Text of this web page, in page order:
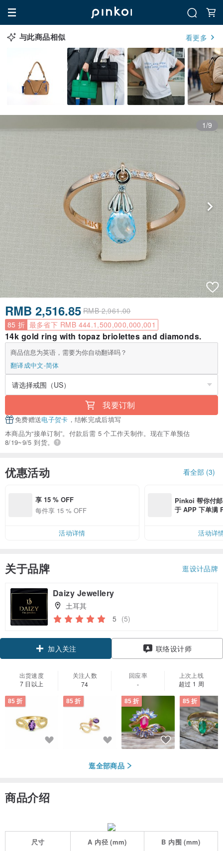
与此商品相似 看更多
1/9
RMB 2,516.85 RMB 2,961.00
85 折 最多省下 RMB 444.1,500,000,000,001
14k gold ring with topaz briolettes and diamonds.
商品信息为英语，需要为你自动翻译吗？
翻译成中文-简体
我要订制
免费赠送电子贺卡 ，结帐完成后填写
本商品为“接单订制”。付款后需 5 个工作天制作。现在下单预估
8/19~9/5 到货。
优惠活动 看全部 (3)
享 15 % OFF
每件享 15 % OFF
活动详情
Pinkoi 帮你付
于 APP 下单满
活动详
关于品牌 逛设计品牌
Daizy Jewellery
土耳其
5 (5)
加入关注 联络设计师
出货速度
7 日以上
关注人数
74
回应率
-
上次上线
超过 1 周
85 折 85 折 85 折 85 折
逛全部商品
商品介绍
尺寸 A 内径(mm) B 内围 (mm)